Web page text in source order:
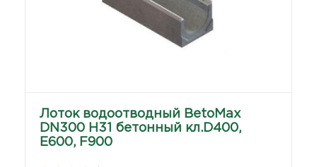
Лоток водоотводный BetoMax
DN300 H31 бетонный кл.D400,
E600, F900